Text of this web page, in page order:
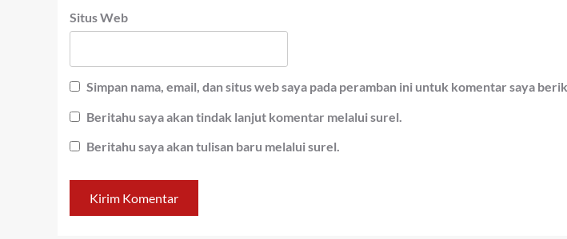
Situs Web
Simpan nama, email, dan situs web saya pada peramban ini untuk komentar saya
Beritahu saya akan tindak lanjut komentar melalui surel.
Beritahu saya akan tulisan baru melalui surel.